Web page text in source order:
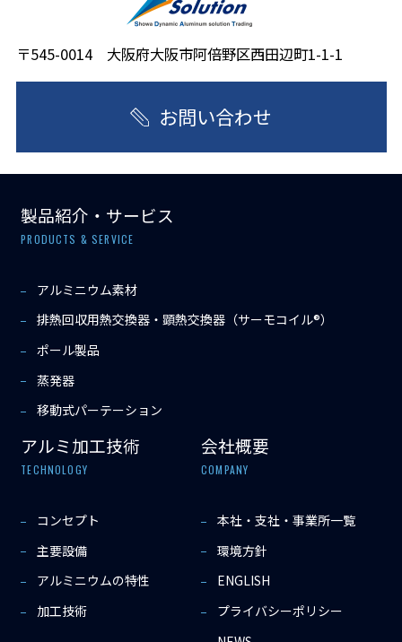
〒545-0014 大阪府大阪市阿倍野区西田辺町1-1-1
お問い合わせ
製品紹介・サービス
PRODUCTS & SERVICE
アルミニウム素材
排熱回収用熱交換器・顕熱交換器（サーモコイル®）
ポール製品
蒸発器
移動式パーテーション
アルミ加工技術
TECHNOLOGY
コンセプト
主要設備
アルミニウムの特性
加工技術
会社概要
COMPANY
本社・支社・事業所一覧
環境方針
ENGLISH
プライバシーポリシー